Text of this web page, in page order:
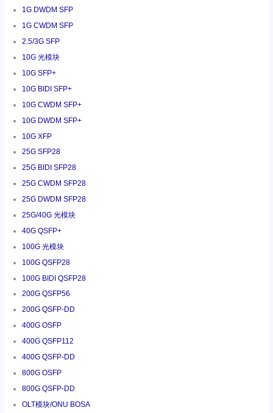
1G DWDM SFP
1G CWDM SFP
2.5/3G SFP
10G 光模块
10G SFP+
10G BIDI SFP+
10G CWDM SFP+
10G DWDM SFP+
10G XFP
25G SFP28
25G BIDI SFP28
25G CWDM SFP28
25G DWDM SFP28
25G/40G 光模块
40G QSFP+
100G 光模块
100G QSFP28
100G BIDI QSFP28
200G QSFP56
200G QSFP-DD
400G OSFP
400G QSFP112
400G QSFP-DD
800G OSFP
800G QSFP-DD
OLT模块/ONU BOSA